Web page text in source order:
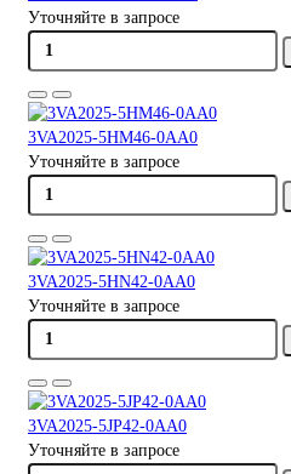
Уточняйте в запросе
3VA2025-5HM46-0AA0
Уточняйте в запросе
3VA2025-5HN42-0AA0
Уточняйте в запросе
3VA2025-5JP42-0AA0
Уточняйте в запросе